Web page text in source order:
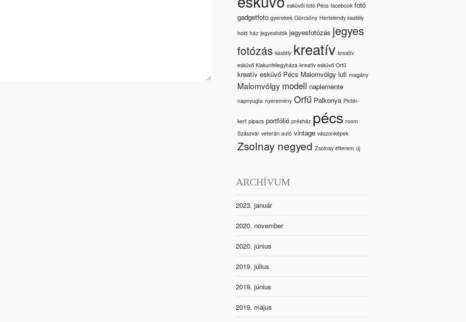
esküvői fotó Pécs facebook fotó
gadgetfoto gyerekek Görcsöny Hertelendy kastély
hold ház jegyesfotók jegyesfotózás jegyes
fotózás kastély kreatív kreatív
esküvő Kiskunfélegyháza kreatív esküvő Orfű
kreatív esküvő Pécs Malomvölgy lufi magány
Malomvölgy modell naplemente
napnyugta nyeremény Orfű Palkonya Pintér-
kert pipacs portfólió présház pécs room
Szászvár veterán autó vintage vászonképek
Zsolnay negyed Zsolnay étterem új
ARCHÍVUM
2023. január
2020. november
2020. június
2019. július
2019. június
2019. május